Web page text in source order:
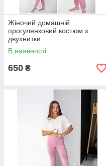
Жіночий домашній
прогулянковий костюм з
двухнитки
В наявності
650 ₴